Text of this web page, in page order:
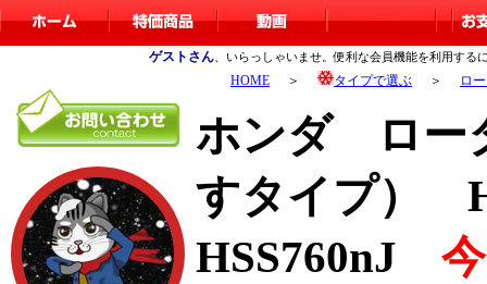
ゲストさん 、いらっしゃいませ。便利な会員機能を利用する
HOME ＞ タイプで選ぶ ＞ ロ
ホンダ ロー
すタイプ）
HSS760nJ